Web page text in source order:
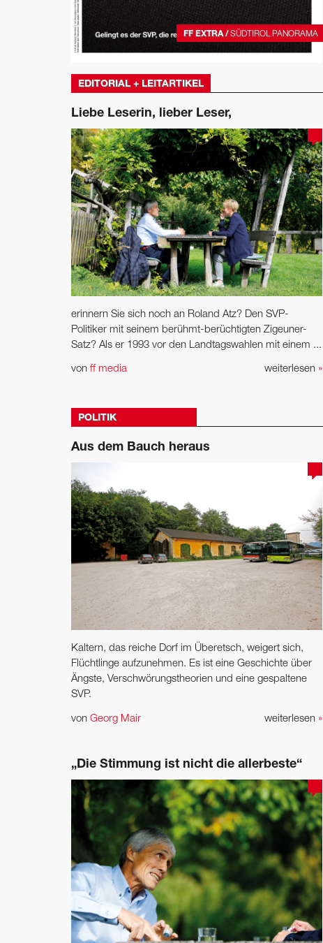
FF EXTRA /SÜDTIROL PANORAMA
EDITORIAL + LEITARTIKEL
Liebe Leserin, lieber Leser,
erinnern Sie sich noch an Roland Atz? Den SVP-
Politiker mit seinem berühmt-berüchtigten Zigeuner-
Satz? Als er 1993 vor den Landtagswahlen mit einem ...
weiterlesen »
von ff media
POLITIK
Aus dem Bauch heraus
Kaltern, das reiche Dorf im Überetsch, weigert sich,
Flüchtlinge aufzunehmen. Es ist eine Geschichte über
Ängste, Verschwörungstheorien und eine gespaltene
SVP.
weiterlesen »
von Georg Mair
„Die Stimmung ist nicht die allerbeste“